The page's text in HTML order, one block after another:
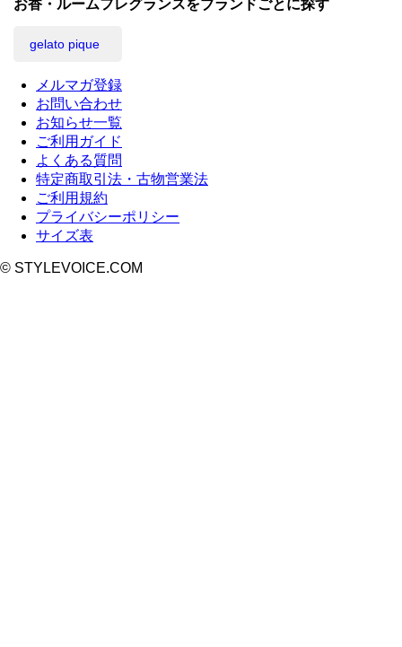
お香・ルームフレグランスをブランドごとに探す
gelato pique
メルマガ登録
お問い合わせ
お知らせ一覧
ご利用ガイド
よくある質問
特定商取引法・古物営業法
ご利用規約
プライバシーポリシー
サイズ表
© STYLEVOICE.COM